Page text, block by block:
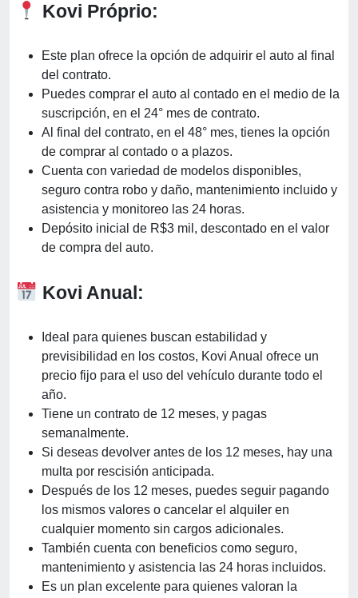
Kovi Próprio:
Este plan ofrece la opción de adquirir el auto al final
del contrato.
Puedes comprar el auto al contado en el medio de la
suscripción, en el 24° mes de contrato.
Al final del contrato, en el 48° mes, tienes la opción
de comprar al contado o a plazos.
Cuenta con variedad de modelos disponibles,
seguro contra robo y daño, mantenimiento incluido y
asistencia y monitoreo las 24 horas.
Depósito inicial de R$3 mil, descontado en el valor
de compra del auto.
Kovi Anual:
Ideal para quienes buscan estabilidad y
previsibilidad en los costos, Kovi Anual ofrece un
precio fijo para el uso del vehículo durante todo el
año.
Tiene un contrato de 12 meses, y pagas
semanalmente.
Si deseas devolver antes de los 12 meses, hay una
multa por rescisión anticipada.
Después de los 12 meses, puedes seguir pagando
los mismos valores o cancelar el alquiler en
cualquier momento sin cargos adicionales.
También cuenta con beneficios como seguro,
mantenimiento y asistencia las 24 horas incluidos.
Es un plan excelente para quienes valoran la